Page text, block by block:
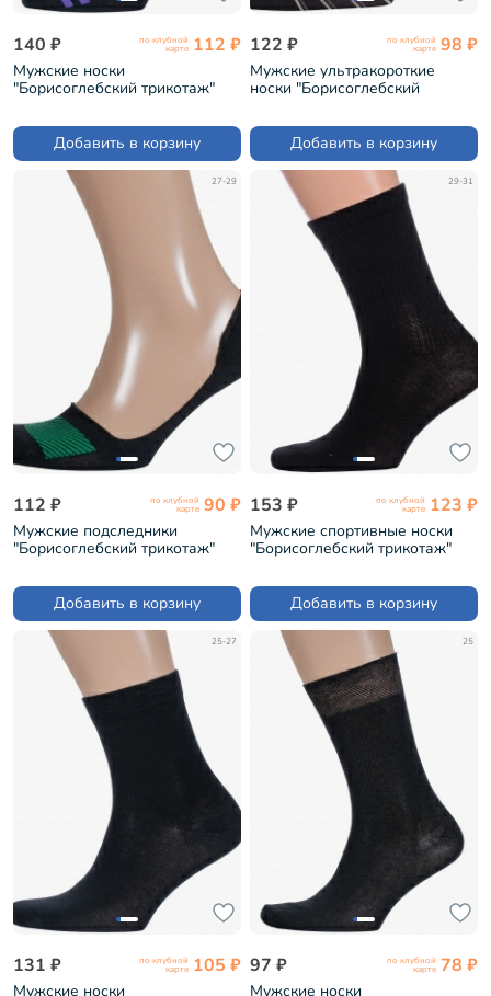
140 ₽ по клубной
карте 112 ₽
Мужские носки
"Борисоглебский трикотаж"
Добавить в корзину
122 ₽ по клубной
карте 98 ₽
Мужские ультракороткие
носки "Борисоглебский
Добавить в корзину
27-29
112 ₽ по клубной
карте 90 ₽
Мужские подследники
"Борисоглебский трикотаж"
Добавить в корзину
29-31
153 ₽ по клубной
карте 123 ₽
Мужские спортивные носки
"Борисоглебский трикотаж"
Добавить в корзину
25-27
131 ₽ по клубной
карте 105 ₽
Мужские носки
25
97 ₽ по клубной
карте 78 ₽
Мужские носки